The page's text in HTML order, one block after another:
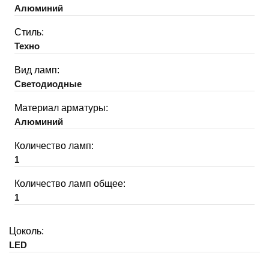
Алюминий
Стиль:
Техно
Вид ламп:
Светодиодные
Материал арматуры:
Алюминий
Количество ламп:
1
Количество ламп общее:
1
Цоколь:
LED